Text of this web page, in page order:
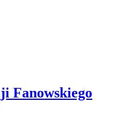
Fanowskiego